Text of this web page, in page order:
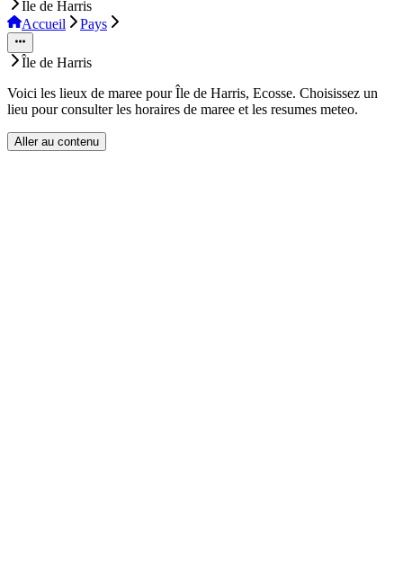
Île de Harris
Accueil
Pays
Île de Harris
Voici les lieux de maree pour Île de Harris, Ecosse. Choisissez un
lieu pour consulter les horaires de maree et les resumes meteo.
Aller au contenu